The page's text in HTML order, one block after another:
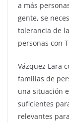
a más
gente, se
tolerancia de
personas con
Vázquez Lara
familias de
una situación
suficientes
relevantes